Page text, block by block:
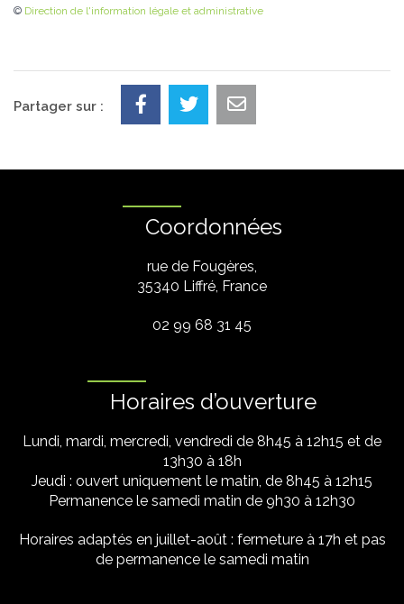
© Direction de l'information légale et administrative
Partager sur :
Coordonnées
rue de Fougères,
35340 Liffré, France
02 99 68 31 45
Horaires d’ouverture
Lundi, mardi, mercredi, vendredi de 8h45 à 12h15 et de
13h30 à 18h
Jeudi : ouvert uniquement le matin, de 8h45 à 12h15
Permanence le samedi matin de 9h30 à 12h30
Horaires adaptés en juillet-août : fermeture à 17h et pas
de permanence le samedi matin